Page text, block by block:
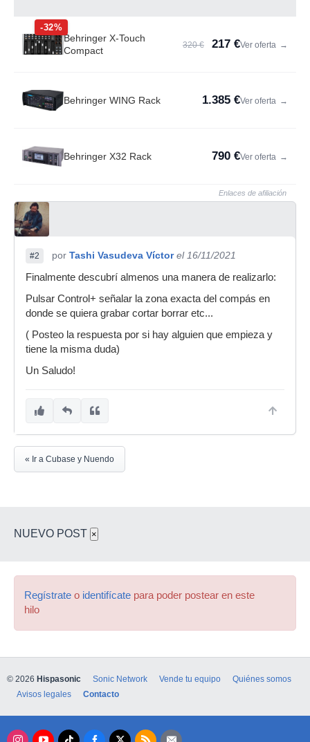
-32%
Behringer X-Touch
Compact
320 € 217 €Ver oferta →
Behringer WING Rack 1.385 €Ver oferta →
Behringer X32 Rack 790 €Ver oferta →
Enlaces de afiliación
#2 por Tashi Vasudeva Víctor el 16/11/2021
Finalmente descubrí almenos una manera de realizarlo:
Pulsar Control+ señalar la zona exacta del compás en
donde se quiera grabar cortar borrar etc...
( Posteo la respuesta por si hay alguien que empieza y
tiene la misma duda)
Un Saludo!
« Ir a Cubase y Nuendo
NUEVO POST ×
Regístrate o identifícate para poder postear en este
hilo
© 2026 Hispasonic Sonic Network Vende tu equipo
Quiénes somos
Avisos legales
Contacto